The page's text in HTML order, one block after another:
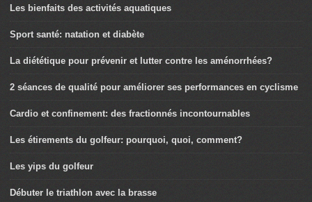
Les bienfaits des activités aquatiques
Sport santé: natation et diabète
La diététique pour prévenir et lutter contre les aménorrhées?
2 séances de qualité pour améliorer ses performances en cyclisme
Cardio et confinement: des fractionnés incontournables
Les étirements du golfeur: pourquoi, quoi, comment?
Les yips du golfeur
Débuter le triathlon avec la brasse